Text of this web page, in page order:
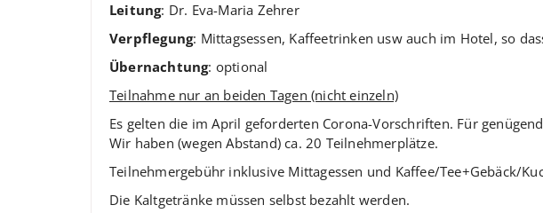
Leitung: Dr. Eva-Maria Zehrer
Verpflegung: Mittagsessen, Kaffeetrinken usw auch im Hotel, so
Übernachtung: optional
Teilnahme nur an beiden Tagen (nicht einzeln)
Es gelten die im April geforderten Corona-Vorschriften. Für
Wir haben (wegen Abstand) ca. 20 Teilnehmerplätze.
Teilnehmergebühr inklusive Mittagessen und Kaffee/Tee+Gebäck/
Die Kaltgetränke müssen selbst bezahlt werden.